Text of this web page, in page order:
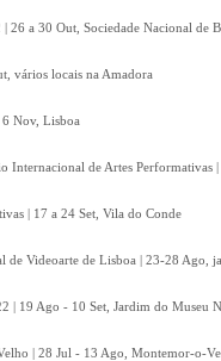
26 a 30 Out, Sociedade Nacional de
vários locais na Amadora
Nov, Lisboa
Internacional de Artes Performativas
| 17 a 24 Set, Vila do Conde
de Videoarte de Lisboa | 23-28 Ago,
| 19 Ago - 10 Set, Jardim do Museu
| 28 Jul - 13 Ago, Montemor-o-